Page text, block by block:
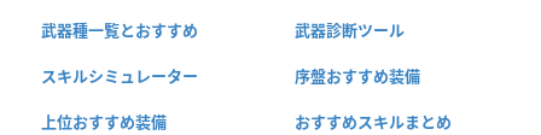
武器種一覧とおすすめ 武器診断ツール
スキルシミュレーター 序盤おすすめ装備
上位おすすめ装備 おすすめスキルまとめ